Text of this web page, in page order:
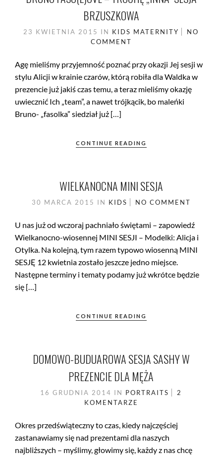
BRZUSZKOWA
23 KWIETNIA 2015 IN KIDS MATERNITY
NO
COMMENT
Agę mieliśmy przyjemność poznać przy okazji Jej sesji w
stylu Alicji w krainie czarów, którą robiła dla Waldka w
prezencie już jakiś czas temu, a teraz mieliśmy okazję
uwiecznić Ich „team”, a nawet trójkącik, bo maleńki
Bruno- „fasolka” siedział już […]
CONTINUE READING
WIELKANOCNA MINI SESJA
30 MARCA 2015 IN KIDS NO COMMENT
U nas już od wczoraj pachniało świętami – zapowiedź
Wielkanocno-wiosennej MINI SESJI – Modelki: Alicja i
Otylka. Na kolejną, tym razem typowo wiosenną MINI
SESJĘ 12 kwietnia zostało jeszcze jedno miejsce.
Następne terminy i tematy podamy już wkrótce będzie
się […]
CONTINUE READING
DOMOWO-BUDUAROWA SESJA SASHY W
PREZENCIE DLA MĘŻA
16 GRUDNIA 2014 IN PORTRAITS
2
KOMENTARZE
Okres przedświąteczny to czas, kiedy najczęściej
zastanawiamy się nad prezentami dla naszych
najbliższych – myślimy, głowimy się, każdy z nas chcę